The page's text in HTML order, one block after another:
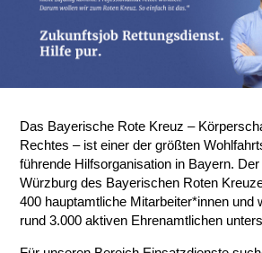
Karte anzeigen